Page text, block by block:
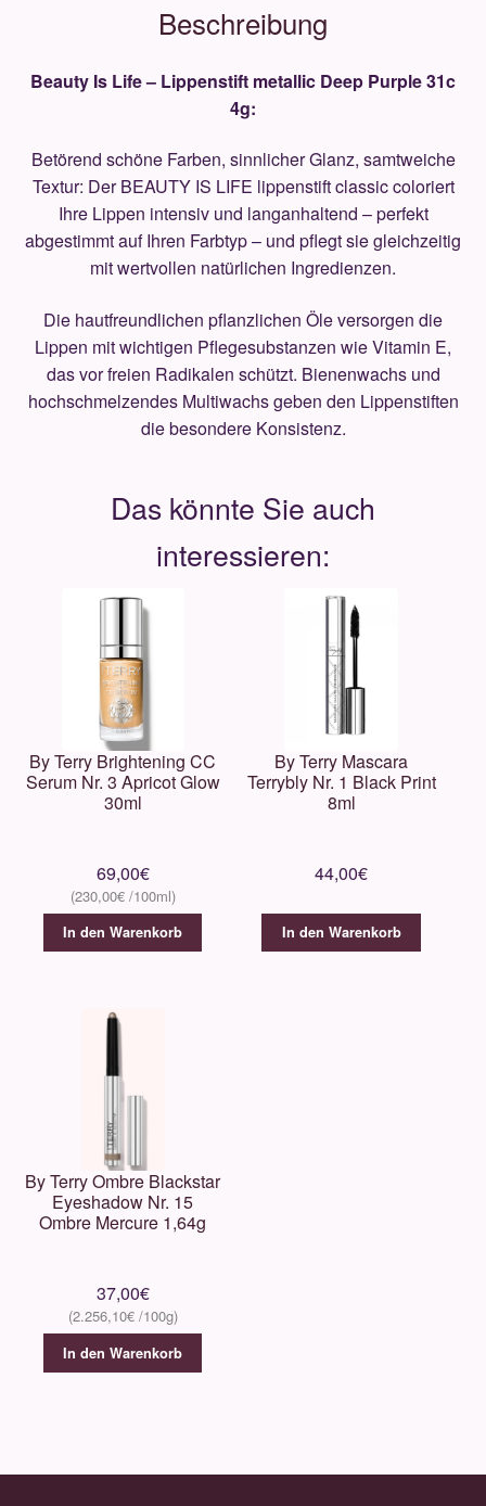
Beschreibung
Beauty Is Life – Lippenstift metallic Deep Purple 31c
4g:
Betörend schöne Farben, sinnlicher Glanz, samtweiche
Textur: Der BEAUTY IS LIFE lippenstift classic coloriert
Ihre Lippen intensiv und langanhaltend – perfekt
abgestimmt auf Ihren Farbtyp – und pflegt sie gleichzeitig
mit wertvollen natürlichen Ingredienzen.
Die hautfreundlichen pflanzlichen Öle versorgen die
Lippen mit wichtigen Pflegesubstanzen wie Vitamin E,
das vor freien Radikalen schützt. Bienenwachs und
hochschmelzendes Multiwachs geben den Lippenstiften
die besondere Konsistenz.
By Terry Brightening CC
Serum Nr. 3 Apricot Glow
30ml
69,00€
230,00€
In den Warenkorb
By Terry Mascara
Terrybly Nr. 1 Black Print
8ml
44,00€
In den Warenkorb
By Terry Ombre Blackstar
Eyeshadow Nr. 15
Ombre Mercure 1,64g
37,00€
2.256,10€
In den Warenkorb